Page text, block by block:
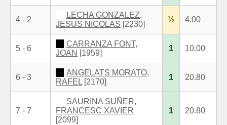
4 - 2
LECHA GONZALEZ,
JESUS NICOLAS [2230]
½ 4.00
5 - 6
CARRANZA FONT,
JOAN [1959]
1 10.00
6 - 3
ANGELATS MORATO,
RAFEL [2170]
1 20.80
7 - 7
SAURINA SUÑER,
FRANCESC XAVIER
[2099]
1 20.80